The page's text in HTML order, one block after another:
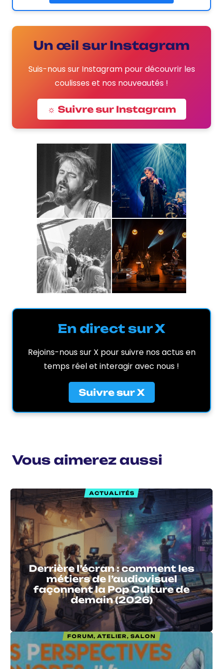
Un œil sur Instagram
Suis-nous sur Instagram pour découvrir les
coulisses et nos nouveautés !
☼ Suivre sur Instagram
En direct sur X
Rejoins-nous sur X pour suivre nos actus en
temps réel et interagir avec nous !
Suivre sur X
Vous aimerez aussi
ACTUALITÉS
Derrière l’écran : comment les
métiers de l’audiovisuel
façonnent la Pop Culture de
demain (2026)
FORUM, ATELIER, SALON